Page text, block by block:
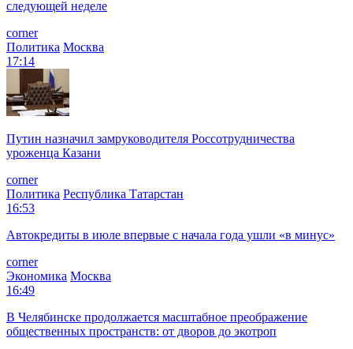
следующей неделе
corner
Политика Москва
17:14
Путин назначил замруководителя Россотрудничества
уроженца Казани
corner
Политика Республика Татарстан
16:53
Автокредиты в июле впервые с начала года ушли «в минус»
corner
Экономика Москва
16:49
В Челябинске продолжается масштабное преображение
общественных пространств: от дворов до экотроп